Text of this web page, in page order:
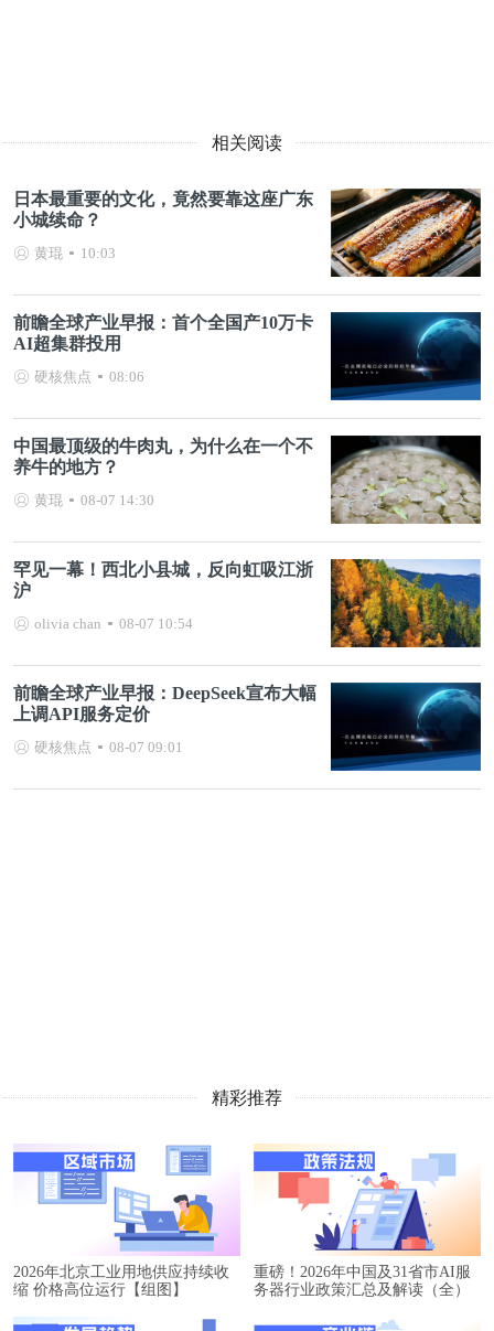
相关阅读
日本最重要的文化，竟然要靠这座广东
小城续命？
黄琨 10:03
前瞻全球产业早报：首个全国产10万卡
AI超集群投用
硬核焦点 08:06
中国最顶级的牛肉丸，为什么在一个不
养牛的地方？
黄琨 08-07 14:30
罕见一幕！西北小县城，反向虹吸江浙
沪
olivia chan 08-07 10:54
前瞻全球产业早报：DeepSeek宣布大幅
上调API服务定价
硬核焦点 08-07 09:01
精彩推荐
2026年北京工业用地供应持续收
缩 价格高位运行【组图】
重磅！2026年中国及31省市AI服
务器行业政策汇总及解读（全）